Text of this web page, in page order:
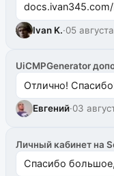
ms2galleryphp
Ivan K.·05
UiCMPGenerator
Отлично!
Евгений·03
Личный кабинет на
Спасибо